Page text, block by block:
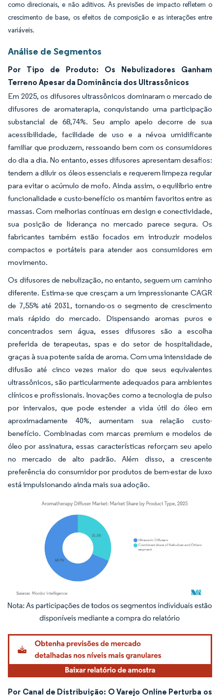
como direcionais, e não aditivos. As previsões de impacto refletem o
crescimento de base, os efeitos de composição e as interações entre
variáveis.
Análise de Segmentos
Por Tipo de Produto: Os Nebulizadores Ganham
Terreno Apesar da Dominância dos Ultrassônicos
Em 2025, os difusores ultrassônicos dominaram o mercado de
difusores de aromaterapia, conquistando uma participação
substancial de 68,74%. Seu amplo apelo decorre de sua
acessibilidade, facilidade de uso e a névoa umidificante
familiar que produzem, ressoando bem com os consumidores
do dia a dia. No entanto, esses difusores apresentam desafios:
tendem a diluir os óleos essenciais e requerem limpeza regular
para evitar o acúmulo de mofo. Ainda assim, o equilíbrio entre
funcionalidade e custo-benefício os mantém favoritos entre as
massas. Com melhorias contínuas em design e conectividade,
sua posição de liderança no mercado parece segura. Os
fabricantes também estão focados em introduzir modelos
compactos e portáteis para atender aos consumidores em
movimento.
Os difusores de nebulização, no entanto, seguem um caminho
diferente. Estima-se que cresçam a um impressionante CAGR
de 7,55% até 2031, tornando-os o segmento de crescimento
mais rápido do mercado. Dispensando aromas puros e
concentrados sem água, esses difusores são a escolha
preferida de terapeutas, spas e do setor de hospitalidade,
graças à sua potente saída de aroma. Com uma intensidade de
difusão até cinco vezes maior do que seus equivalentes
ultrassônicos, são particularmente adequados para ambientes
clínicos e profissionais. Inovações como a tecnologia de pulso
por intervalos, que pode estender a vida útil do óleo em
aproximadamente 40%, aumentam sua relação custo-
benefício. Combinadas com marcas premium e modelos de
óleo por assinatura, essas características reforçam seu apelo
no mercado de alto padrão. Além disso, a crescente
preferência do consumidor por produtos de bem-estar de luxo
está impulsionando ainda mais sua adoção.
Imagem © Mordor Intelligence. O reuso requer atribuição conforme CC BY 4.0.
Por Canal de Distribuição: O Varejo Online Perturba os